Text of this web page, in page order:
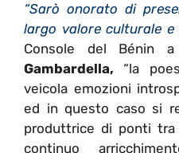
“Sarò onorato di
largo valore culturale e
Console del Bénin
Gambardella, “la
veicola emozioni
ed in questo caso si
produttrice di ponti
continuo